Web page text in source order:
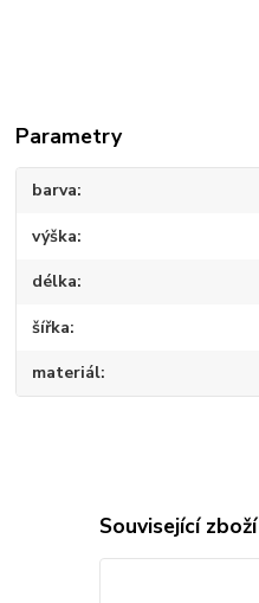
Parametry
barva
výška
délka
šířka
materiál
Související zboží